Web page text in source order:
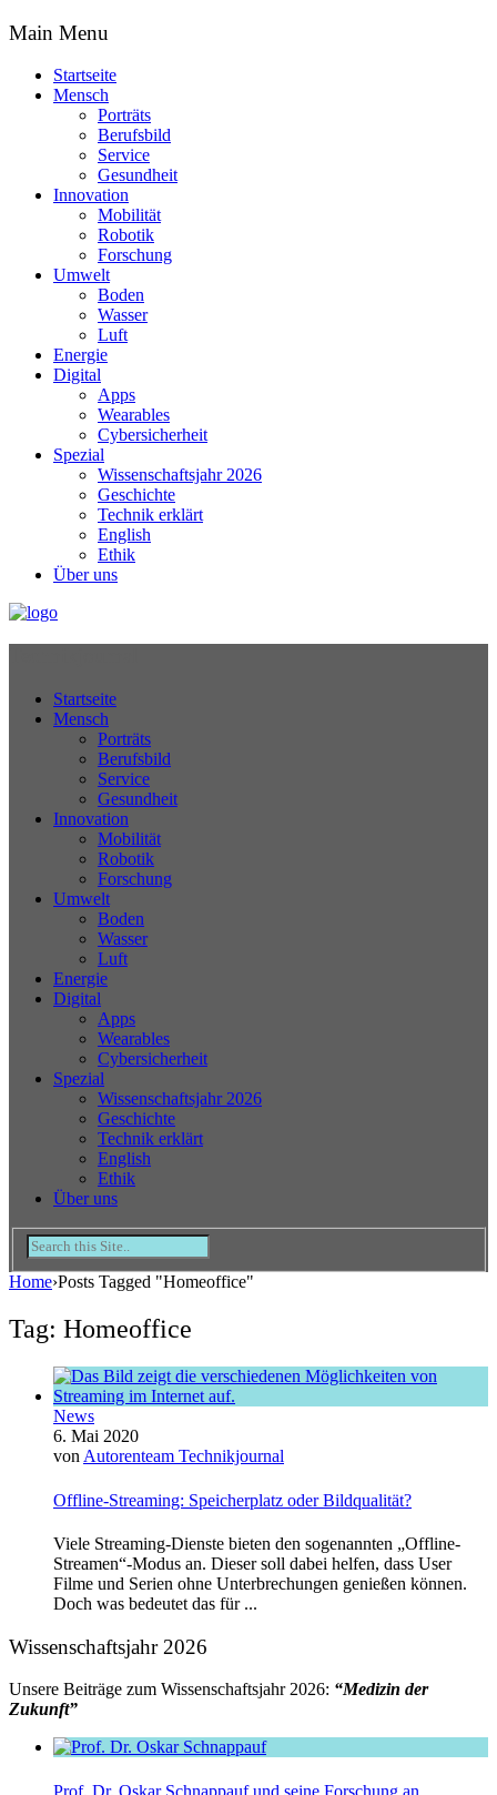
Main Menu
Startseite
Mensch
Porträts
Berufsbild
Service
Gesundheit
Innovation
Mobilität
Robotik
Forschung
Umwelt
Boden
Wasser
Luft
Energie
Digital
Apps
Wearables
Cybersicherheit
Spezial
Wissenschaftsjahr 2026
Geschichte
Technik erklärt
English
Ethik
Über uns
Startseite
Mensch
Porträts
Berufsbild
Service
Gesundheit
Innovation
Mobilität
Robotik
Forschung
Umwelt
Boden
Wasser
Luft
Energie
Digital
Apps
Wearables
Cybersicherheit
Spezial
Wissenschaftsjahr 2026
Geschichte
Technik erklärt
English
Ethik
Über uns
Home›Posts Tagged "Homeoffice"
Tag: Homeoffice
News
6. Mai 2020
von Autorenteam Technikjournal
Offline-Streaming: Speicherplatz oder Bildqualität?
Viele Streaming-Dienste bieten den sogenannten „Offline-
Streamen“-Modus an. Dieser soll dabei helfen, dass User
Filme und Serien ohne Unterbrechungen genießen können.
Doch was bedeutet das für ...
Wissenschaftsjahr 2026
Unsere Beiträge zum Wissenschaftsjahr 2026: “Medizin der
Zukunft”
Prof. Dr. Oskar Schnappauf und seine Forschung an